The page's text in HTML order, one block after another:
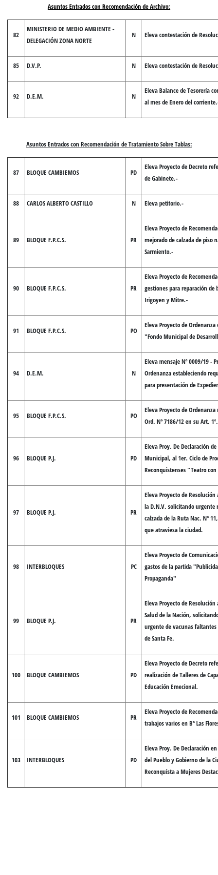
Asuntos Entrados con Recomendación de Archivo:
82
MINISTERIO DE MEDIO AMBIENTE -
DELEGACIÓN ZONA NORTE
N Eleva contestación de
85 D.V.P. N Eleva contestación de
92 D.E.M. N
Eleva Balance de Tesorería
al mes de Enero del
Asuntos Entrados con Recomendación de Tratamiento Sobre Tablas:
87 BLOQUE CAMBIEMOS PD
Eleva Proyecto de Decreto
de Gabinete.-
88 CARLOS ALBERTO CASTILLO N Eleva petitorio.-
89 BLOQUE F.P.C.S. PR
Eleva Proyecto de
mejorado de calzada de piso
Sarmiento.-
90 BLOQUE F.P.C.S. PR
Eleva Proyecto de
gestiones para reparación de
Irigoyen y Mitre.-
91 BLOQUE F.P.C.S. PO
Eleva Proyecto de Ordenanza
"Fondo Municipal de
94 D.E.M. N
Eleva mensaje Nº 0009/19 -
Ordenanza estableciendo
para presentación de
95 BLOQUE F.P.C.S. PO
Eleva Proyecto de
Ord. Nº 7186/12 en su Art. 1º.
96 BLOQUE P.J. PD
Eleva Proy. De Declaración
Municipal, al 1er. Ciclo de
Reconquistenses "Teatro
97 BLOQUE P.J. PR
Eleva Proyecto de Resolución
la D.N.V. solicitando urgente
calzada de la Ruta Nac. Nº
que atraviesa la ciudad.
98 INTERBLOQUES PC
Eleva Proyecto de
gastos de la partida
Propaganda"
99 BLOQUE P.J. PR
Eleva Proyecto de Resolución
Salud de la Nación,
urgente de vacunas
de Santa Fe.
100 BLOQUE CAMBIEMOS PD
Eleva Proyecto de Decreto
realización de Talleres de
Educación Emecional.
101 BLOQUE CAMBIEMOS PR
Eleva Proyecto de
trabajos varios en Bº Las
103 INTERBLOQUES PD
Eleva Proy. De Declaración
del Pueblo y Gobierno de la
Reconquista a Mujeres